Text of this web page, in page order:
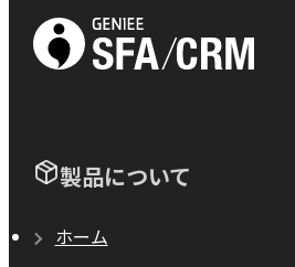
製品について
ホーム